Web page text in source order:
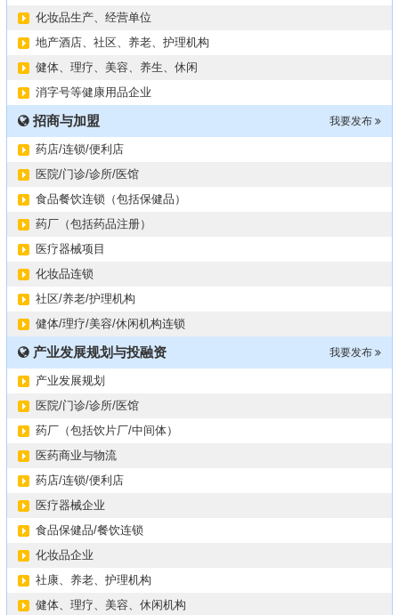
西南地区某煤炭公司寻求合作
2024第34届（广东）国际大健康产业博览会
某器械公司项目技术转让
#冠心病养生素口服液项目招商或寻求技术转让
10-13
大健康交易中心平台招商
09-27
膝关节修复药物融资计划
华北某药厂转让（年利有3000多万）
某医药销售团队寻求品种大包
“粤省心”为企业定制专业化的财务服务
化妆品生产、经营单位
地产酒店、社区、养老、护理机构
健体、理疗、美容、养生、休闲
消字号等健康用品企业
我要发布
招商与加盟
药店/连锁/便利店
医院/门诊/诊所/医馆
食品餐饮连锁（包括保健品）
药厂（包括药品注册）
医疗器械项目
化妆品连锁
社区/养老/护理机构
健体/理疗/美容/休闲机构连锁
我要发布
产业发展规划与投融资
产业发展规划
医院/门诊/诊所/医馆
药厂（包括饮片厂/中间体）
医药商业与物流
药店/连锁/便利店
医疗器械企业
食品保健品/餐饮连锁
化妆品企业
社康、养老、护理机构
健体、理疗、美容、休闲机构